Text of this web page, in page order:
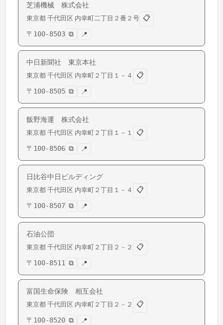
芝浦機械 株式会社
東京都 千代田区 内幸町二丁目２番２号 📋
〒 100-8503 ⧉ 📍
中日新聞社 東京本社
東京都 千代田区 内幸町 ２丁目１－４
📋
〒 100-8505 ⧉ 📍
飯野海運 株式会社
東京都 千代田区 内幸町 ２丁目１－１
📋
〒 100-8506 ⧉ 📍
日比谷中日ビルディング
東京都 千代田区 内幸町 ２丁目１－４
📋
〒 100-8507 ⧉ 📍
石油公団
東京都 千代田区 内幸町 ２丁目２－２
📋
〒 100-8511 ⧉ 📍
富国生命保険 相互会社
東京都 千代田区 内幸町 ２丁目２－２
📋
〒 100-8520 ⧉ 📍